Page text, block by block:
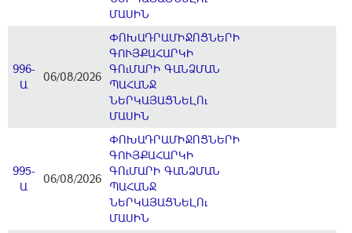
ՄԱՍԻՆ
996-
Ա
06/08/2026
ՓՈԽԱԴՐԱՄԻՋՈՑՆԵՐԻ
ԳՈՒՅՔԱՀԱՐԿԻ
ԳՈւՄԱՐԻ ԳԱՆՁՄԱՆ
ՊԱՀԱՆՋ
ՆԵՐԿԱՅԱՑՆԵԼՈւ
ՄԱՍԻՆ
995-
Ա
06/08/2026
ՓՈԽԱԴՐԱՄԻՋՈՑՆԵՐԻ
ԳՈՒՅՔԱՀԱՐԿԻ
ԳՈւՄԱՐԻ ԳԱՆՁՄԱՆ
ՊԱՀԱՆՋ
ՆԵՐԿԱՅԱՑՆԵԼՈւ
ՄԱՍԻՆ